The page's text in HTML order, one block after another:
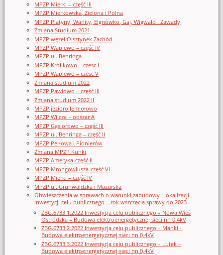
MPZP Mierki – część III
MPZP Mierkowska, Zielona i Polna
MPZP Platyny, Warlity, Elgnówko, Gaj, Wigwałd i Zawady
Zmiana Studium 2021
MPZP węzeł Olsztynek Zachód
MPZP Waplewo – część IV
MPZP ul. Behringa
MPZP Królikowo – czesc I
MPZP Waplewo – czesc V
Zmiana studium 2022
MPZP Pawłowo – część III
Zmiana studium 2022 II
MPZP jezioro Jemiołowo
MPZP Wilcza – obszar A
MPZP Gąsiorowo – część III
MPZP ul. Behringa – część II
MPZP Perłowa i Pionierów
Zmiana MPZP Kunki
MPZP Ameryka-część II
MPZP Mrongowiusza-część VI
MPZP Mierki – część IV
MPZP ul. Grunwaldzka i Mazurska
Obwieszczenia w sprawach o warunki zabudowy i lokalizacji
inwestycji celu publicznego – rok wszczęcia sprawy do 2023
ZBG.6733.1.2022 Inwestycja celu publicznego – Nowa Wieś
Ostródzka – Budowa elektroenergetycznej sieci nn 0,4kV
ZBG.6733.2.2022 Inwestycja celu publicznego – Mańki –
Budowa elektroenergetycznej sieci nn 0,4kV
ZBG.6733.3.2022 Inwestycja celu publicznego – Lutek –
Budowa elektroenergetycznej sieci nn 0,4kV